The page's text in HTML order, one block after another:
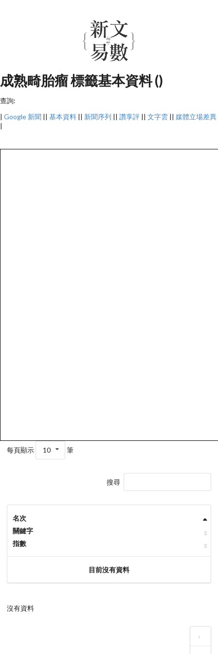
成熟畸胎瘤 標籤基本資料 ()
查詢:
| Google 新聞 || 基本資料 || 新聞序列 || 讚享評 || 文字雲 || 媒體立場差異
|
每頁顯示 10 筆
搜尋
名次
關鍵字
指數
目前沒有資料
沒有資料
‹